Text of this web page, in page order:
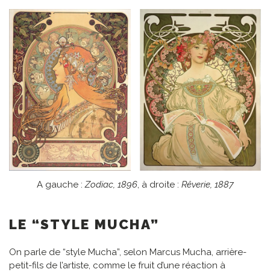
A gauche :Zodiac, 1896, à droite : Rêverie, 1887
LE “STYLE MUCHA”
On parle de “style Mucha”, selon Marcus Mucha, arrière-
petit-fils de l’artiste, comme le fruit d’une réaction à